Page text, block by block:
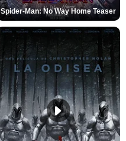
Spider-Man: No Way Home Teaser